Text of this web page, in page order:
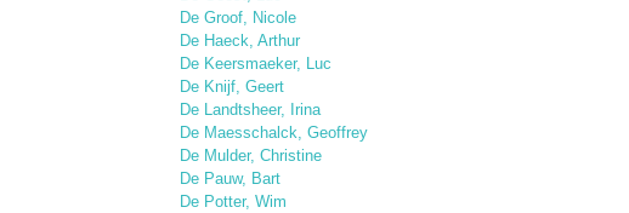
De Groof, Nicole
De Haeck, Arthur
De Keersmaeker, Luc
De Knijf, Geert
De Landtsheer, Irina
De Maesschalck, Geoffrey
De Mulder, Christine
De Pauw, Bart
De Potter, Wim